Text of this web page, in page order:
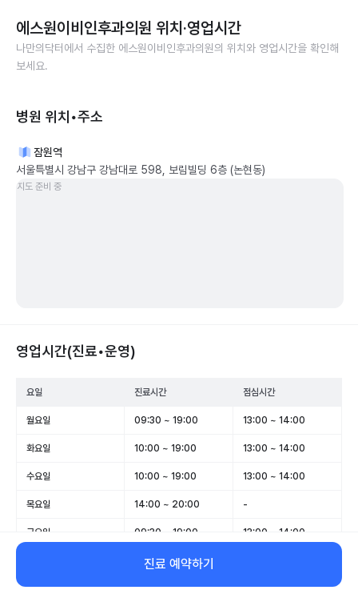
에스원이비인후과의원 위치·영업시간
나만의닥터에서 수집한 에스원이비인후과의원의 위치와 영업시간을 확인해
보세요.
병원 위치•주소
잠원역
서울특별시 강남구 강남대로 598, 보림빌딩 6층 (논현동)
지도 준비 중
영업시간(진료•운영)
요일 진료시간 점심시간
월요일 09:30 ~ 19:00 13:00 ~ 14:00
화요일 10:00 ~ 19:00 13:00 ~ 14:00
수요일 10:00 ~ 19:00 13:00 ~ 14:00
목요일 14:00 ~ 20:00 -
금요일 09:30 ~ 19:00 13:00 ~ 14:00
10:00 ~ 13:00
일요일 휴무 -
진료 예약하기